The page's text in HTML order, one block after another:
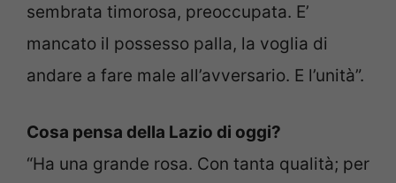
sembrata timorosa, preoccupata. E’
mancato il possesso palla, la voglia di
andare a fare male all’avversario. E l’unità”.
Cosa pensa della Lazio di oggi?
“Ha una grande rosa. Con tanta qualità; per